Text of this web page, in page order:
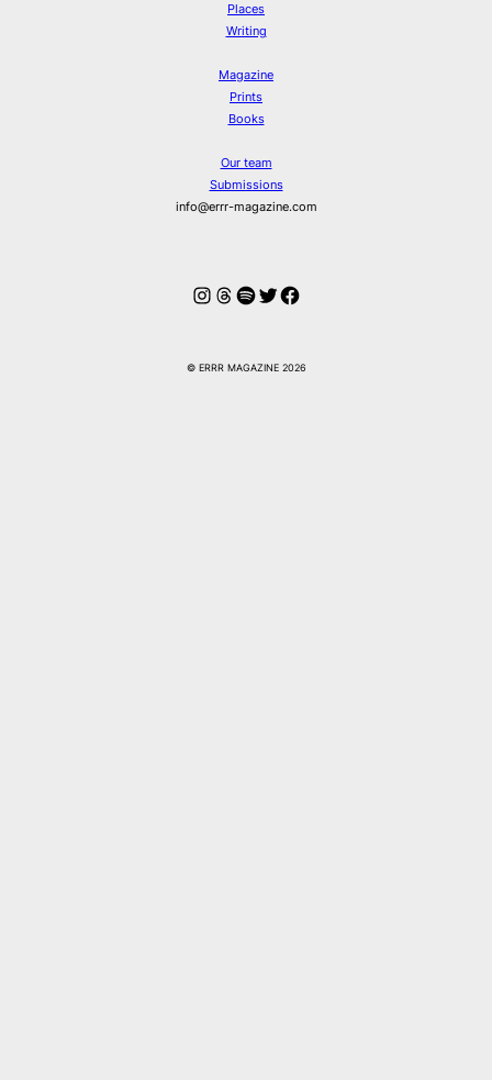
Places
Writing
Magazine
Prints
Books
Our team
Submissions
info@errr-magazine.com
Instagram
Threads
Spotify
Twitter
Facebook
© ERRR MAGAZINE 2026